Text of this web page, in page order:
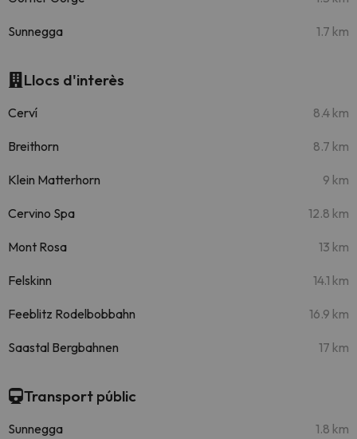
Sunnegga 1.7 km
Llocs d'interès
Cerví 8.4 km
Breithorn 8.7 km
Klein Matterhorn 9 km
Cervino Spa 12.8 km
Mont Rosa 13 km
Felskinn 14.1 km
Feeblitz Rodelbobbahn 16.9 km
Saastal Bergbahnen 17 km
Transport públic
Sunnegga 1.8 km